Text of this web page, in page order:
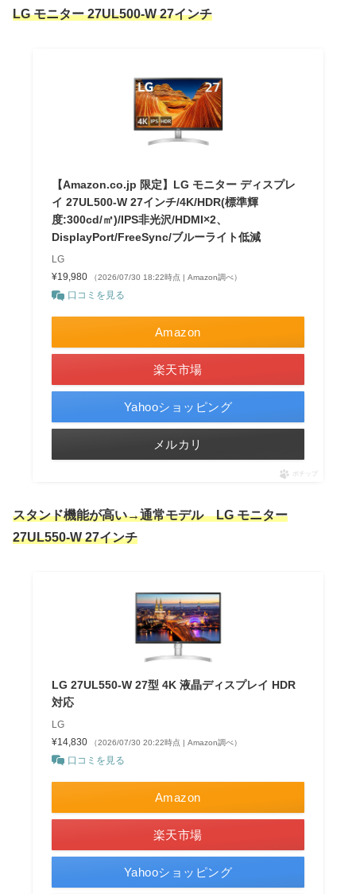
LG モニター 27UL500-W 27インチ
【Amazon.co.jp 限定】LG モニター ディスプレ
イ 27UL500-W 27インチ/4K/HDR(標準輝
度:300cd/㎡)/IPS非光沢/HDMI×2、
DisplayPort/FreeSync/ブルーライト低減
LG
¥19,980
（2026/07/30 18:22時点 | Amazon調べ）
口コミを見る
Amazon
楽天市場
Yahooショッピング
メルカリ
ポチップ
スタンド機能が高い→通常モデル LG モニター
27UL550-W 27インチ
LG 27UL550-W 27型 4K 液晶ディスプレイ HDR
対応
LG
¥14,830
（2026/07/30 20:22時点 | Amazon調べ）
口コミを見る
Amazon
楽天市場
Yahooショッピング